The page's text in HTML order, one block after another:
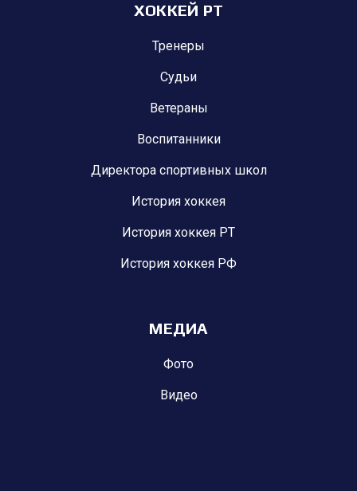
ХОККЕЙ РТ
Тренеры
Судьи
Ветераны
Воспитанники
Директора спортивных школ
История хоккея
История хоккея РТ
История хоккея РФ
МЕДИА
Фото
Видео